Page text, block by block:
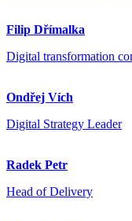
Filip Dřímalka
Digital transformation
Ondřej Vích
Digital Strategy Leader
Radek Petr
Head of Delivery